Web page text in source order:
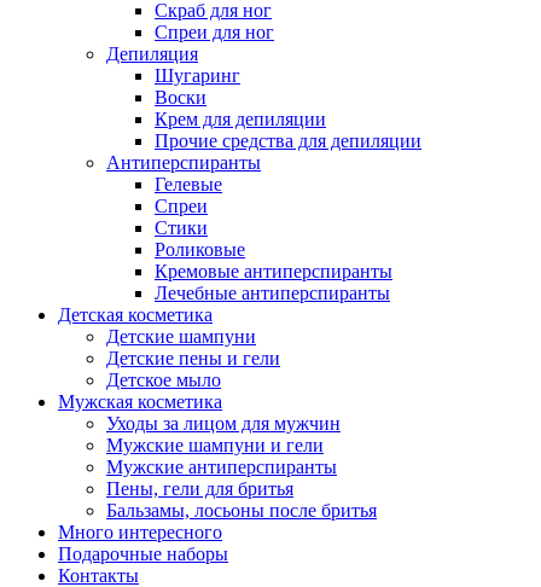
Скраб для ног
Спреи для ног
Депиляция
Шугаринг
Воски
Крем для депиляции
Прочие средства для депиляции
Антиперспиранты
Гелевые
Спреи
Стики
Роликовые
Кремовые антиперспиранты
Лечебные антиперспиранты
Детская косметика
Детские шампуни
Детские пены и гели
Детское мыло
Мужская косметика
Уходы за лицом для мужчин
Мужские шампуни и гели
Мужские антиперспиранты
Пены, гели для бритья
Бальзамы, лосьоны после бритья
Много интересного
Подарочные наборы
Контакты